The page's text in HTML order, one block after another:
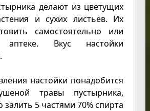
делают из цветущих
и сухих листьев. Их
самостоятельно или
Вкус настойки
настойки понадобится
травы пустырника,
залить 5 частями 70% спирта